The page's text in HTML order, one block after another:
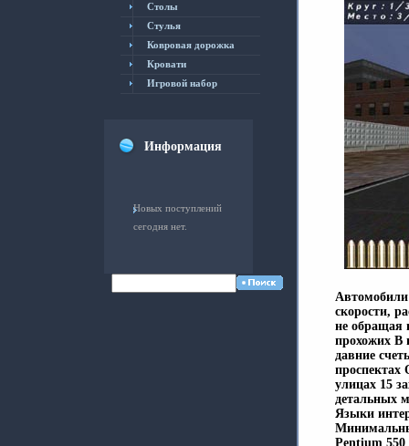
Столы
Cтулья
Ковровая дорожка
Кровати
Игровой набор
Информация
Новых поступлений
сегодня нет.
скорости,
не обращая
прохожих В
давние
улицах 15
детальных
Языки
Pentium